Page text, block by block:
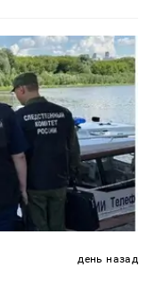
день назад